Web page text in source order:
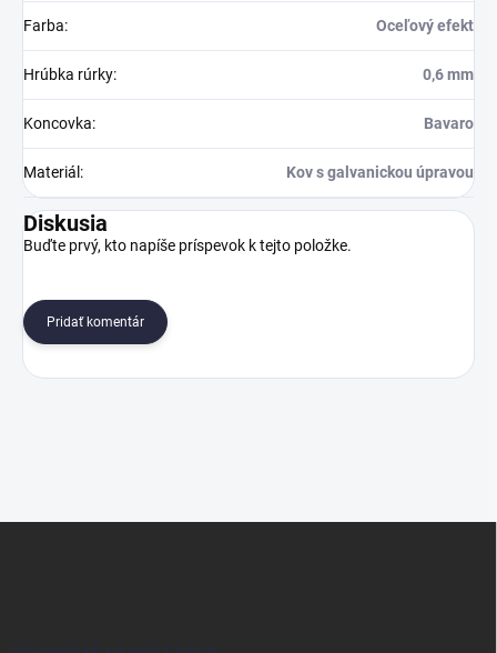
Farba: Oceľový efekt
Hrúbka rúrky: 0,6 mm
Koncovka: Bavaro
Materiál : Kov s galvanickou úpravou
Diskusia
Buďte prvý, kto napíše príspevok k tejto položke.
Pridať komentár